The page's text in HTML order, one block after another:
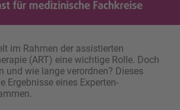
im Rahmen der assistierten
(ART) eine wichtige Rolle. Doch
und wie lange verordnen? Dieses
Ergebnisse eines Experten-